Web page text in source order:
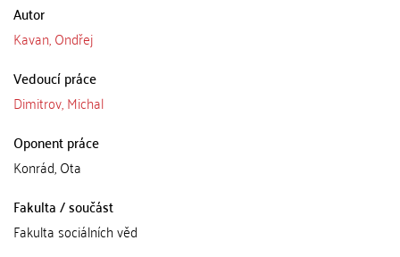
Autor
Kavan, Ondřej
Vedoucí práce
Dimitrov, Michal
Oponent práce
Konrád, Ota
Fakulta / součást
Fakulta sociálních věd